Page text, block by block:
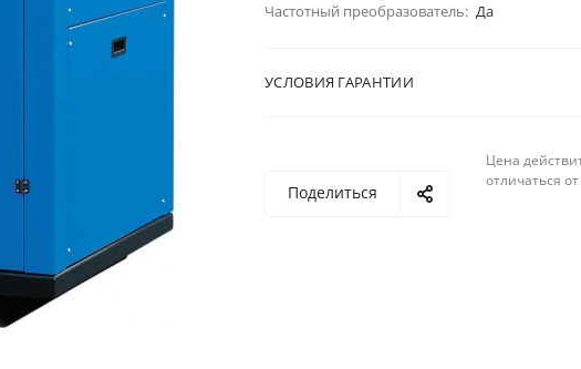
Частотный преобразователь: Да
УСЛОВИЯ ГАРАНТИИ
Поделиться
Цена
отличаться